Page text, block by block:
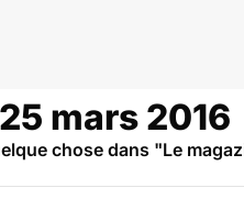
mars 2016
chose dans "Le